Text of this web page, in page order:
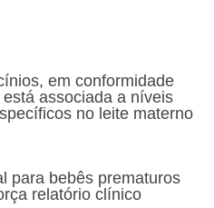
em conformidade
associada a níveis
no leite materno
para bebês prematuros
relatório clínico